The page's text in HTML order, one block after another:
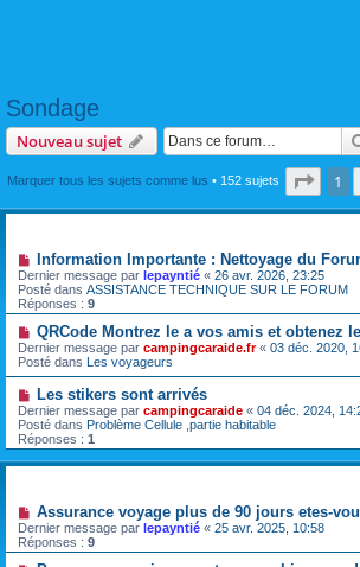
Sondage
Nouveau sujet
Marquer tous les sujets comme lus • 152 sujets Page
1
Information Importante : Nettoyage du
Dernier message par lepayntié « 26 avr. 2026, 23:25
Posté dans ASSISTANCE TECHNIQUE SUR LE FORUM
Réponses : 9
QRCode Montrez le a vos amis et obtenez
Dernier message par campingcaraide.fr« 03 déc. 2020,
Posté dans Les voyageurs
Les stikers sont arrivés
Dernier message par campingcaraide « 04 déc. 2024,
Posté dans Problème Cellule ,partie habitable
Réponses : 1
Assurance voyage plus de 90 jours etes-
Dernier message par lepayntié « 25 avr. 2025, 10:58
Réponses : 9